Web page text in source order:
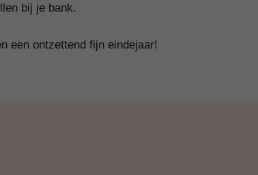
bij je bank.
een ontzettend fijn eindejaar!